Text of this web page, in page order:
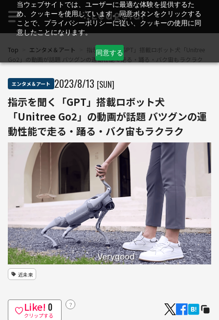
当ウェブサイトでは、ユーザーに最適な体験を提供するた
め、クッキーを使用しています。同意ボタンをクリックする
ことで、プライバシーポリシーに従い、クッキーの使用に同
意したことになります。
同意する
Top エンタメ＆アート
指示を聞く「GPT」搭載ロボット犬「Unitree
Go2」の動画が話題 バツグンの運動性能で走る・踊る・バク宙もラクラク
エンタメ＆アート 2023/8/13 [SUN]
指示を聞く「GPT」搭載ロボット犬
「Unitree Go2」の動画が話題 バツグンの運
動性能で走る・踊る・バク宙もラクラク
近未来
Like! 0
クリップする
？